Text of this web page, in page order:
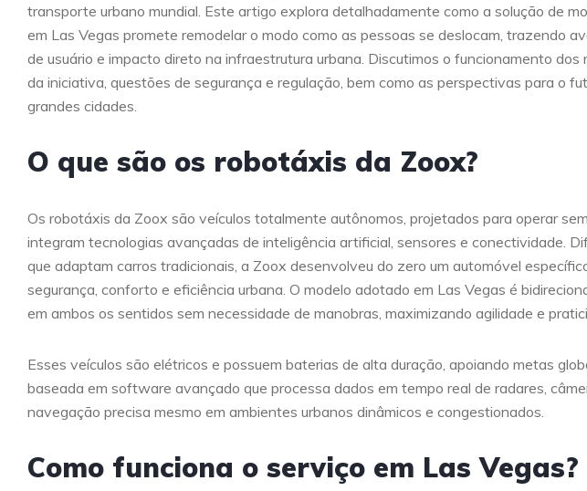
transporte urbano mundial. Este artigo explora detalhadamente como a solução de
em Las Vegas promete remodelar o modo como as pessoas se deslocam, trazendo
de usuário e impacto direto na infraestrutura urbana. Discutimos o funcionamento
da iniciativa, questões de segurança e regulação, bem como as perspectivas para o
grandes cidades.
O que são os robotáxis da Zoox?
Os robotáxis da Zoox são veículos totalmente autônomos, projetados para operar
integram tecnologias avançadas de inteligência artificial, sensores e conectividade.
que adaptam carros tradicionais, a Zoox desenvolveu do zero um automóvel
segurança, conforto e eficiência urbana. O modelo adotado em Las Vegas é
em ambos os sentidos sem necessidade de manobras, maximizando agilidade e
Esses veículos são elétricos e possuem baterias de alta duração, apoiando metas
baseada em software avançado que processa dados em tempo real de radares,
navegação precisa mesmo em ambientes urbanos dinâmicos e congestionados.
Como funciona o serviço em Las Vegas?